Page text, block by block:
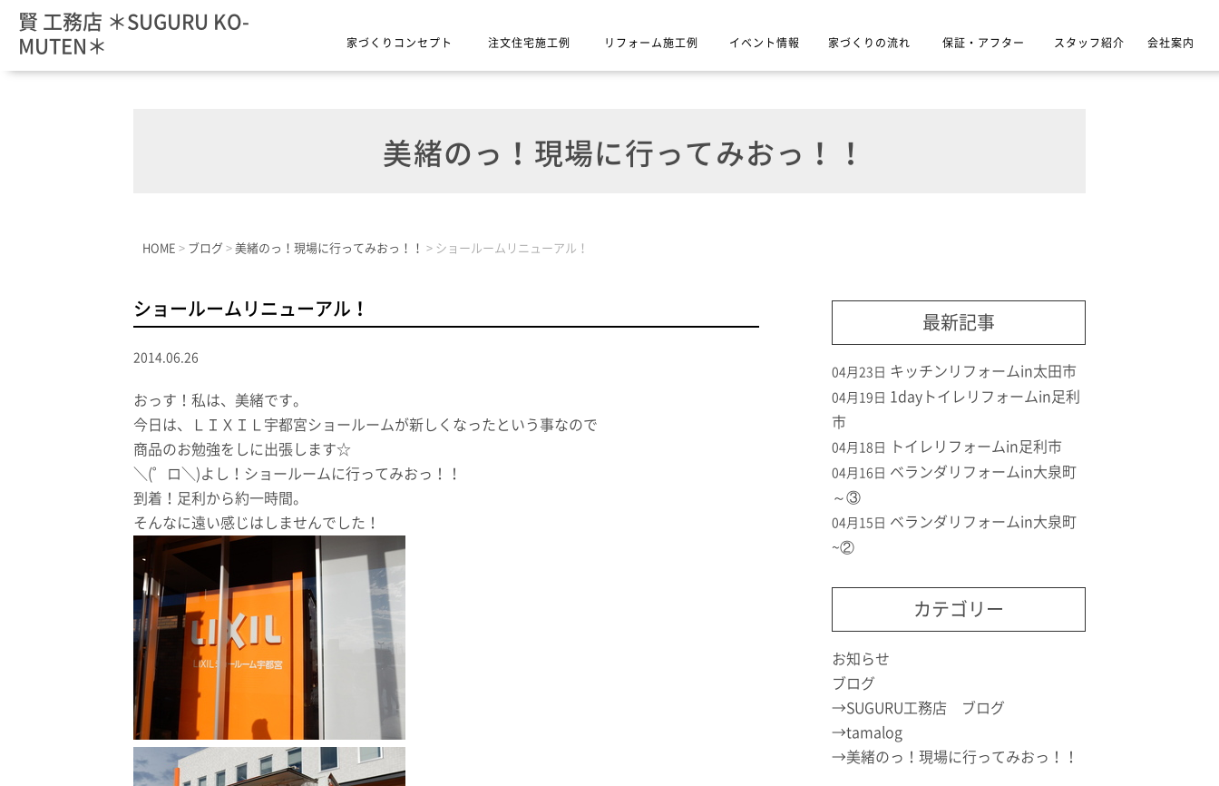
賢 工務店 ＊SUGURU KO-
MUTEN＊
家づくりコンセプト 注文住宅施工例 リフォーム施工例 イベント情報 家づくりの流れ 保証・アフター スタッフ紹介 会社案内
美緒のっ！現場に行ってみおっ！！
HOME > ブログ > 美緒のっ！現場に行ってみおっ！！ > ショールームリニューアル！
ショールームリニューアル！
2014.06.26
おっす！私は、美緒です。
今日は、ＬＩＸＩＬ宇都宮ショールームが新しくなったという事なので
商品のお勉強をしに出張します☆
＼(゜ロ＼)よし！ショールームに行ってみおっ！！
到着！足利から約一時間。
そんなに遠い感じはしませんでした！
最新記事
04月23日 キッチンリフォームin太田市
04月19日
1dayトイレリフォームin足利
市
04月18日 トイレリフォームin足利市
04月16日 ベランダリフォームin大泉町
～③
04月15日 ベランダリフォームin大泉町
~②
カテゴリー
お知らせ
ブログ
SUGURU工務店 ブログ
tamalog
美緒のっ！現場に行ってみおっ！！